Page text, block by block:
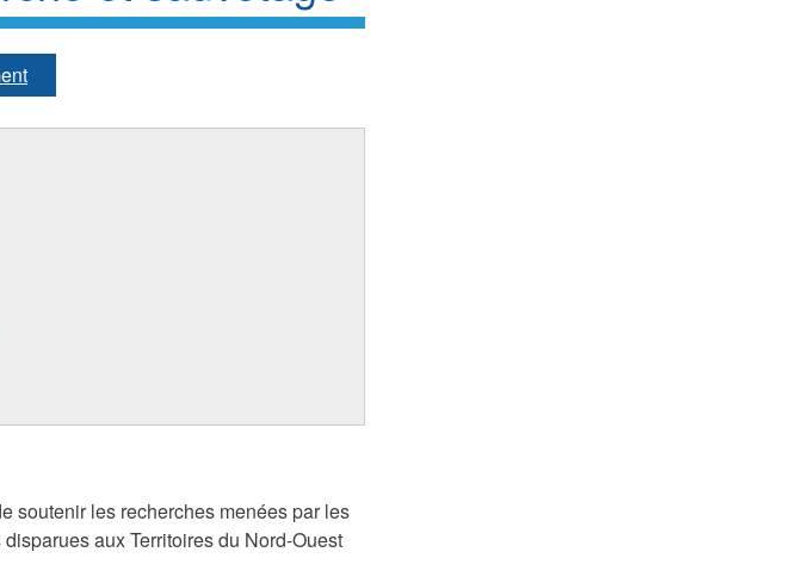
soutenir les recherches menées par les
aux Territoires du Nord-Ouest